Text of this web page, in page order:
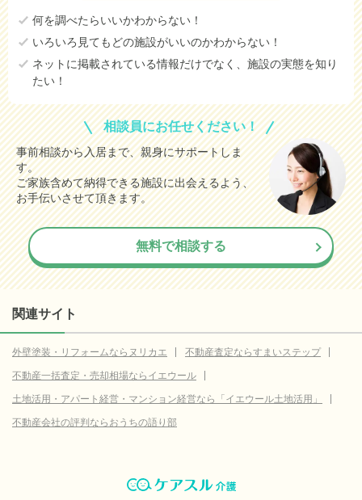
何を調べたらいいかわからない！
いろいろ見てもどの施設がいいのかわからない！
ネットに掲載されている情報だけでなく、施設の実態を知り
たい！
相談員にお任せください！
事前相談から入居まで、親身にサポートしま
す。
ご家族含めて納得できる施設に出会えるよう、
お手伝いさせて頂きます。
無料で相談する
関連サイト
外壁塗装・リフォームならヌリカエ
不動産査定ならすまいステップ
不動産一括査定・売却相場ならイエウール
土地活用・アパート経営・マンション経営なら「イエウール土地活用」
不動産会社の評判ならおうちの語り部